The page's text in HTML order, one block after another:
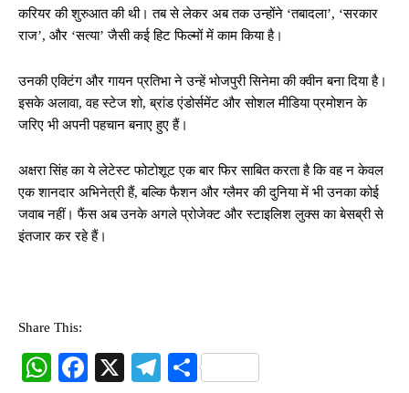
करियर की शुरुआत की थी। तब से लेकर अब तक उन्होंने ‘तबादला’, ‘सरकार
राज’, और ‘सत्या’ जैसी कई हिट फिल्मों में काम किया है।
उनकी एक्टिंग और गायन प्रतिभा ने उन्हें भोजपुरी सिनेमा की क्वीन बना दिया है।
इसके अलावा, वह स्टेज शो, ब्रांड एंडोर्समेंट और सोशल मीडिया प्रमोशन के
जरिए भी अपनी पहचान बनाए हुए हैं।
अक्षरा सिंह का ये लेटेस्ट फोटोशूट एक बार फिर साबित करता है कि वह न केवल
एक शानदार अभिनेत्री हैं, बल्कि फैशन और ग्लैमर की दुनिया में भी उनका कोई
जवाब नहीं। फैंस अब उनके अगले प्रोजेक्ट और स्टाइलिश लुक्स का बेसब्री से
इंतजार कर रहे हैं।
Share This:
W
Fa X
Te S